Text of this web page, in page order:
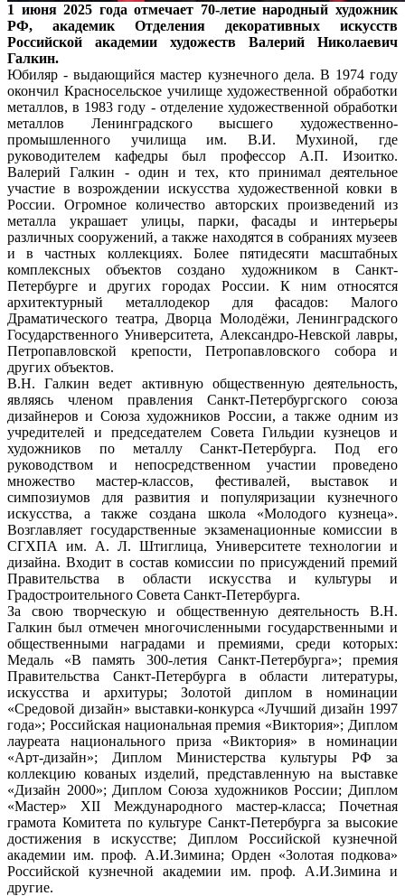
1 июня 2025 года отмечает 70-летие народный художник
РФ, академик Отделения декоративных искусств
Российской академии художеств Валерий Николаевич
Галкин.
Юбиляр - выдающийся мастер кузнечного дела. В 1974 году
окончил Красносельское училище художественной обработки
металлов, в 1983 году - отделение художественной обработки
металлов Ленинградского высшего художественно-
промышленного училища им. В.И. Мухиной, где
руководителем кафедры был профессор А.П. Изоитко.
Валерий Галкин - один и тех, кто принимал деятельное
участие в возрождении искусства художественной ковки в
России. Огромное количество авторских произведений из
металла украшает улицы, парки, фасады и интерьеры
различных сооружений, а также находятся в собраниях музеев
и в частных коллекциях. Более пятидесяти масштабных
комплексных объектов создано художником в Санкт-
Петербурге и других городах России. К ним относятся
архитектурный металлодекор для фасадов: Малого
Драматического театра, Дворца Молодёжи, Ленинградского
Государственного Университета, Александро-Невской лавры,
Петропавловской крепости, Петропавловского собора и
других объектов.
В.Н. Галкин ведет активную общественную деятельность,
являясь членом правления Санкт-Петербургского союза
дизайнеров и Союза художников России, а также одним из
учредителей и председателем Совета Гильдии кузнецов и
художников по металлу Санкт-Петербурга. Под его
руководством и непосредственном участии проведено
множество мастер-классов, фестивалей, выставок и
симпозиумов для развития и популяризации кузнечного
искусства, а также создана школа «Молодого кузнеца».
Возглавляет государственные экзаменационные комиссии в
СГХПА им. А. Л. Штиглица, Университете технологии и
дизайна. Входит в состав комиссии по присуждений премий
Правительства в области искусства и культуры и
Градостроительного Совета Санкт-Петербурга.
За свою творческую и общественную деятельность В.Н.
Галкин был отмечен многочисленными государственными и
общественными наградами и премиями, среди которых:
Медаль «В память 300-летия Санкт-Петербурга»; премия
Правительства Санкт-Петербурга в области литературы,
искусства и архитуры; Золотой диплом в номинации
«Средовой дизайн» выставки-конкурса «Лучший дизайн 1997
года»; Российская национальная премия «Виктория»; Диплом
лауреата национального приза «Виктория» в номинации
«Арт-дизайн»; Диплом Министерства культуры РФ за
коллекцию кованых изделий, представленную на выставке
«Дизайн 2000»; Диплом Союза художников России; Диплом
«Мастер» ХII Международного мастер-класса; Почетная
грамота Комитета по культуре Санкт-Петербурга за высокие
достижения в искусстве; Диплом Российской кузнечной
академии им. проф. А.И.Зимина; Орден «Золотая подкова»
Российской кузнечной академии им. проф. А.И.Зимина и
другие.